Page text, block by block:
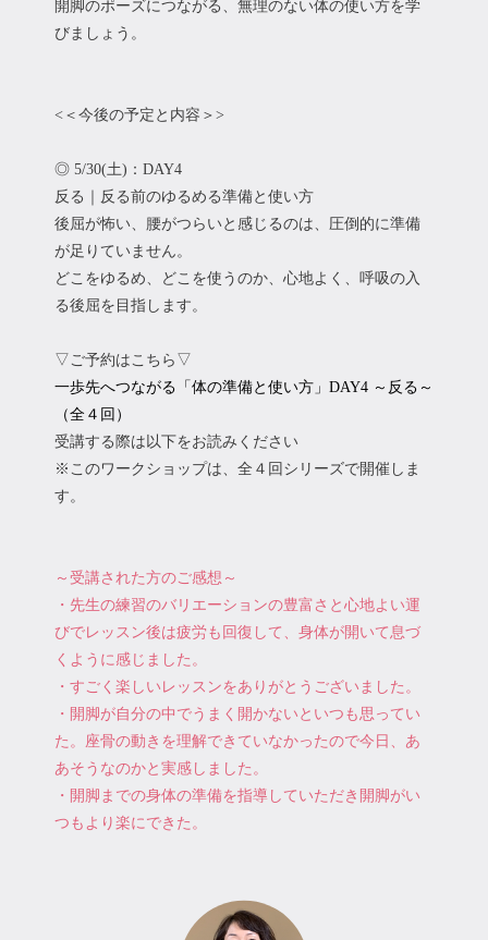
開脚のポーズにつながる、無理のない体の使い方を学
びましょう。
<＜今後の予定と内容＞>
◎ 5/30(土)：DAY4
反る｜反る前のゆるめる準備と使い方
後屈が怖い、腰がつらいと感じるのは、圧倒的に準備
が足りていません。
どこをゆるめ、どこを使うのか、心地よく、呼吸の入
る後屈を目指します。
▽ご予約はこちら▽
一歩先へつながる「体の準備と使い方」DAY4 ～反る～
（全４回）
受講する際は以下をお読みください
※このワークショップは、全４回シリーズで開催しま
す。
～受講された方のご感想～
・先生の練習のバリエーションの豊富さと心地よい運
びでレッスン後は疲労も回復して、身体が開いて息づ
くように感じました。
・すごく楽しいレッスンをありがとうございました。
・開脚が自分の中でうまく開かないといつも思ってい
た。座骨の動きを理解できていなかったので今日、あ
あそうなのかと実感しました。
・開脚までの身体の準備を指導していただき開脚がい
つもより楽にできた。